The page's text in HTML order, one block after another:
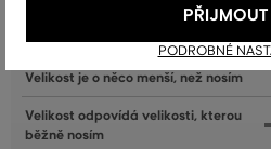
Velikost je o hodně menší, než
nosím
Velikost je o něco menší, než nosím
Velikost odpovídá velikosti, kterou
běžně nosím
PODROBNÉ
PŘIJMOUT